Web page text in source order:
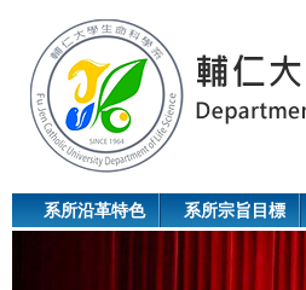
系所沿革特色 系所宗旨目標